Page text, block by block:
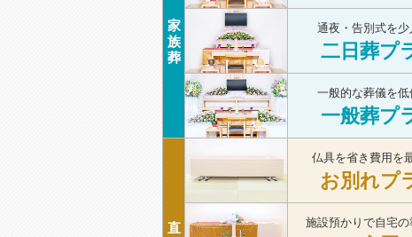
家
族
葬
通夜・告別式を
二日葬プ
一般的な葬儀を
一般葬プ
直
仏具を省き費用を
お別れプ
施設預かりで自宅